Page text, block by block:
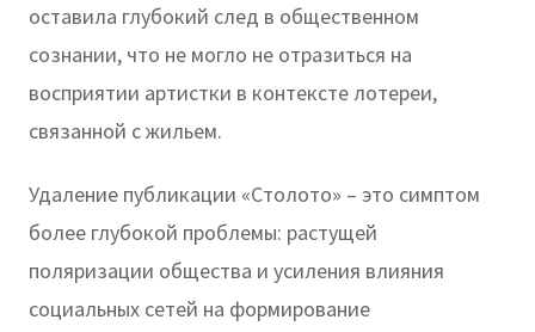
оставила глубокий след в общественном
сознании, что не могло не отразиться на
восприятии артистки в контексте лотереи,
связанной с жильем.
Удаление публикации «Столото» – это симптом
более глубокой проблемы: растущей
поляризации общества и усиления влияния
социальных сетей на формирование